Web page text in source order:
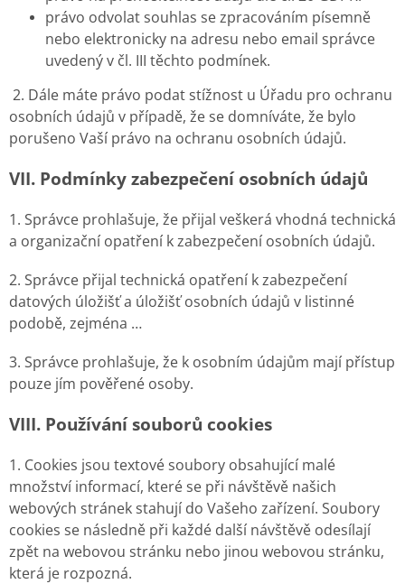
právo odvolat souhlas se zpracováním písemně
nebo elektronicky na adresu nebo email správce
uvedený v čl. III těchto podmínek.
2. Dále máte právo podat stížnost u Úřadu pro ochranu
osobních údajů v případě, že se domníváte, že bylo
porušeno Vaší právo na ochranu osobních údajů.
VII. Podmínky zabezpečení osobních údajů
1. Správce prohlašuje, že přijal veškerá vhodná technická
a organizační opatření k zabezpečení osobních údajů.
2. Správce přijal technická opatření k zabezpečení
datových úložišť a úložišť osobních údajů v listinné
podobě, zejména …
3. Správce prohlašuje, že k osobním údajům mají přístup
pouze jím pověřené osoby.
VIII. Používání souborů cookies
1. Cookies jsou textové soubory obsahující malé
množství informací, které se při návštěvě našich
webových stránek stahují do Vašeho zařízení. Soubory
cookies se následně při každé další návštěvě odesílají
zpět na webovou stránku nebo jinou webovou stránku,
která je rozpozná.